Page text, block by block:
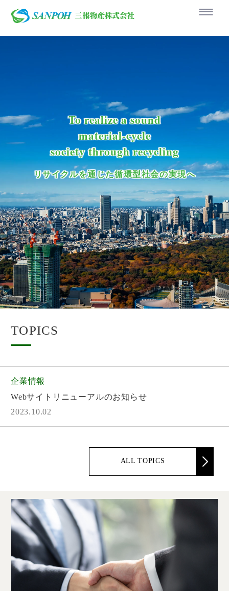
To realize a sound
material-cycle
society through recycling
リサイクルを通じた循環型社会の実現へ
TOPICS
企業情報
Webサイトリニューアルのお知らせ
2023.10.02
ALL TOPICS